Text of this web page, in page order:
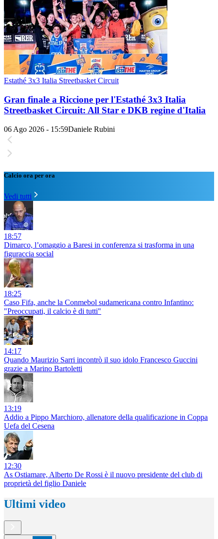
Estathé 3x3 Italia Streetbasket Circuit
Gran finale a Riccione per l'Estathé 3x3 Italia
Streetbasket Circuit: All Star e DKB regine d'Italia
06 Ago 2026 - 15:59Daniele Rubini
Calcio ora per ora
Vedi tutti
18:57
Dimarco, l’omaggio a Baresi in conferenza si trasforma in una
figuraccia social
18:25
Caso Fifa, anche la Conmebol sudamericana contro Infantino:
"Preoccupati, il calcio è di tutti"
14:17
Quando Maurizio Sarri incontrò il suo idolo Francesco Guccini
grazie a Marino Bartoletti
13:19
Addio a Pippo Marchioro, allenatore della qualificazione in Coppa
Uefa del Cesena
12:30
As Ostiamare, Alberto De Rossi è il nuovo presidente del club di
proprietà del figlio Daniele
Ultimi video